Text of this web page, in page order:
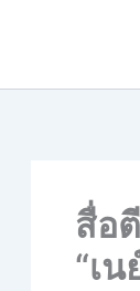
สื่อ
“เน